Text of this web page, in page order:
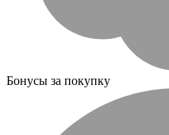
Бонусы за покупку